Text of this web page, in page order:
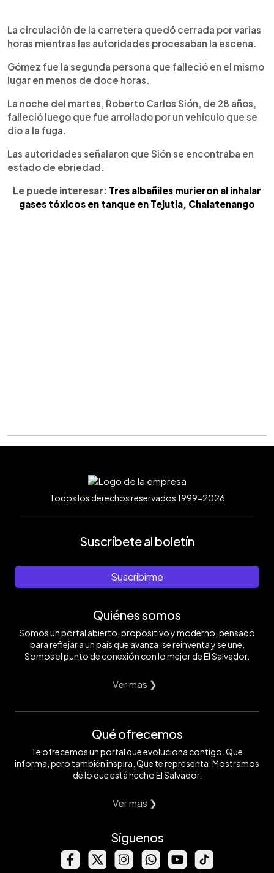
La circulación de la carretera quedó cerrada por varias
horas mientras las autoridades procesaban la escena.
Gómez fue la segunda persona que falleció en el mismo
lugar en menos de doce horas.
La noche del martes, Roberto Carlos Sión, de 28 años,
falleció luego que fue arrollado por un vehículo que se
dio a la fuga.
Las autoridades señalaron que Sión se encontraba en
estado de ebriedad.
Le puede interesar: Tres albañiles murieron al inhalar
gases tóxicos en tanque en Tejutla, Chalatenango
Todos los derechos reservados 1999-2026
Suscríbete al boletín
Suscribirme
Quiénes somos
Somos un portal abierto, propositivo y moderno, pensado
para reflejar a un país que avanza, se reinventa y se une.
Somos el punto de conexión con lo mejor de El Salvador.
Ver mas ❯
Qué ofrecemos
Te ofrecemos un portal que evoluciona contigo. Que
informa, pero también inspira. Que te representa. Mostramos
de lo que está hecho El Salvador.
Ver mas ❯
Síguenos